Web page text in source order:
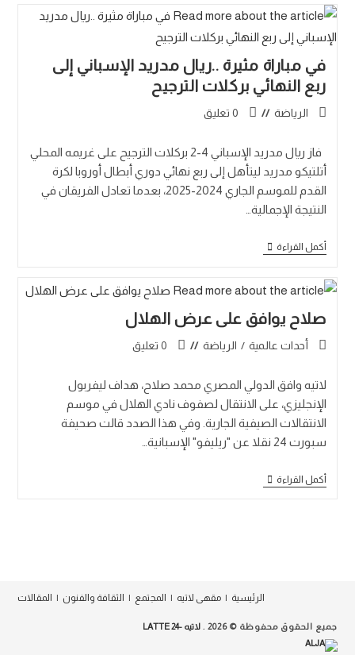
في مباراة مثيرة ..ريال مدريد الإسباني إلى
ربع النهائي بركلات الترجيح
الرياضة 0 تعليق
فاز ريال مدريد الإسباني 4-2 بركلات الترجيح على غريمه المحلي
أتلتيكو مدريد ليتأهل إلى ربع نهائي دوري أبطال أوروبا لكرة
القدم للموسم الجاري 2024-2025، بعدما تعادل الفريقان في
النتيجة الإجمالية…
أكمل القراءة
صلاح يوافق على عرض الهلال
أحدات عالمية / الرياضة 0 تعليق
لاتيه وافق الدولي المصري محمد صلاح، هداف ليفربول
الإنجليزي، على الانتقال لصفوف نادي الهلال في موسم
الانتقالات الصيفية الجارية. وفي هذا الصدد قالت صحيفة
سبورت 24 نقلا عن "ريليفو" الإسبانية…
أكمل القراءة
الرئيسية مقهى لاتيه المجتمع الثقافة والفنون المقالات
جميع الحقوق محفوظة © 2026 . لاتيه -24 LATTE